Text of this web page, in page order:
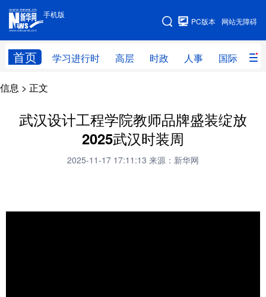
手机版
网站无障碍
PC版本
首页 学习进行时 高层 时政 人事 国际 财
手机版
网站地图
学习进行时
国际 财经 网评 港澳
思客智库 全球连线
科创 量子
访谈 视频 图片 政务
信息 > 正文
武汉设计工程学院教师品牌盛装绽放
2025武汉时装周
2025-11-17 17:11:13 来源：新华网